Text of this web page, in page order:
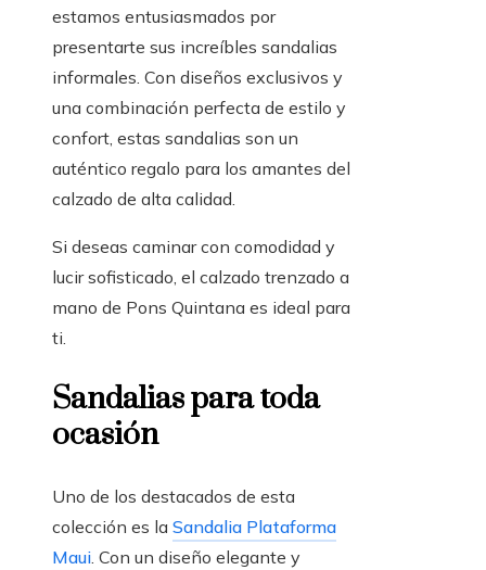
estamos entusiasmados por
presentarte sus increíbles sandalias
informales. Con diseños exclusivos y
una combinación perfecta de estilo y
confort, estas sandalias son un
auténtico regalo para los amantes del
calzado de alta calidad.
Si deseas caminar con comodidad y
lucir sofisticado, el calzado trenzado a
mano de Pons Quintana es ideal para
ti.
Sandalias para toda
ocasión
Uno de los destacados de esta
colección es la Sandalia Plataforma
Maui. Con un diseño elegante y